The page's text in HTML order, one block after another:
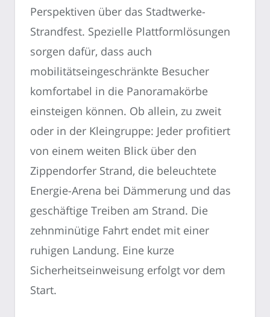
Perspektiven über das Stadtwerke-
Strandfest. Spezielle Plattformlösungen
sorgen dafür, dass auch
mobilitätseingeschränkte Besucher
komfortabel in die Panoramakörbe
einsteigen können. Ob allein, zu zweit
oder in der Kleingruppe: Jeder profitiert
von einem weiten Blick über den
Zippendorfer Strand, die beleuchtete
Energie-Arena bei Dämmerung und das
geschäftige Treiben am Strand. Die
zehnminütige Fahrt endet mit einer
ruhigen Landung. Eine kurze
Sicherheitseinweisung erfolgt vor dem
Start.